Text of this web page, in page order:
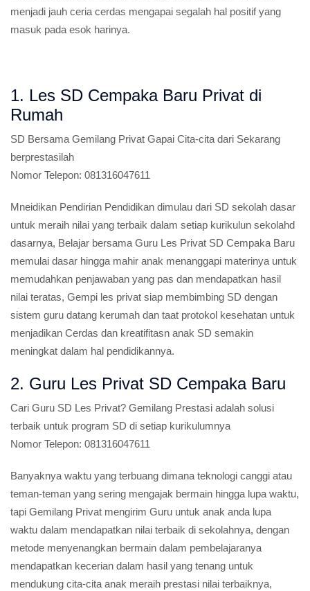
menjadi jauh ceria cerdas mengapai segalah hal positif yang
masuk pada esok harinya.
1. Les SD Cempaka Baru Privat di
Rumah
SD Bersama Gemilang Privat Gapai Cita-cita dari Sekarang
berprestasilah
Nomor Telepon: 081316047611
Mneidikan Pendirian Pendidikan dimulau dari SD sekolah dasar
untuk meraih nilai yang terbaik dalam setiap kurikulun sekolahd
dasarnya, Belajar bersama Guru Les Privat SD Cempaka Baru
memulai dasar hingga mahir anak menanggapi materinya untuk
memudahkan penjawaban yang pas dan mendapatkan hasil
nilai teratas, Gempi les privat siap membimbing SD dengan
sistem guru datang kerumah dan taat protokol kesehatan untuk
menjadikan Cerdas dan kreatifitasn anak SD semakin
meningkat dalam hal pendidikannya.
2. Guru Les Privat SD Cempaka Baru
Cari Guru SD Les Privat? Gemilang Prestasi adalah solusi
terbaik untuk program SD di setiap kurikulumnya
Nomor Telepon: 081316047611
Banyaknya waktu yang terbuang dimana teknologi canggi atau
teman-teman yang sering mengajak bermain hingga lupa waktu,
tapi Gemilang Privat mengirim Guru untuk anak anda lupa
waktu dalam mendapatkan nilai terbaik di sekolahnya, dengan
metode menyenangkan bermain dalam pembelajaranya
mendapatkan kecerian dalam hasil yang tenang untuk
mendukung cita-cita anak meraih prestasi nilai terbaiknya,